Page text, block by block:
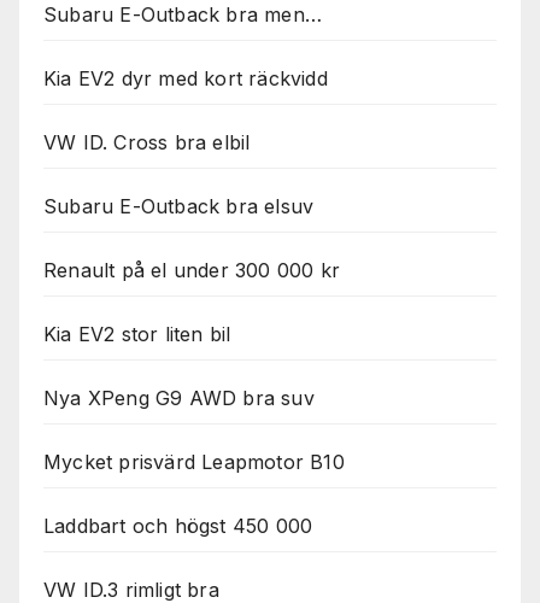
Subaru E-Outback bra men…
Kia EV2 dyr med kort räckvidd
VW ID. Cross bra elbil
Subaru E-Outback bra elsuv
Renault på el under 300 000 kr
Kia EV2 stor liten bil
Nya XPeng G9 AWD bra suv
Mycket prisvärd Leapmotor B10
Laddbart och högst 450 000
VW ID.3 rimligt bra